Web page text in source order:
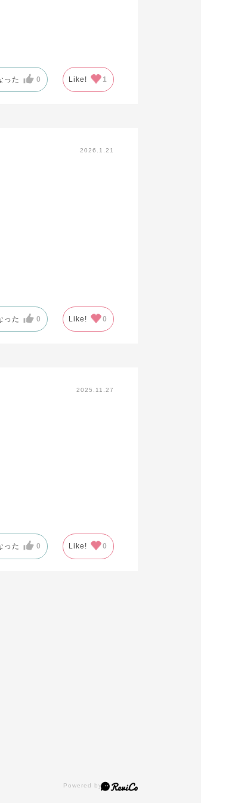
った 0 Like! 1
2026.1.21
った 0 Like! 0
2025.11.27
った 0 Like! 0